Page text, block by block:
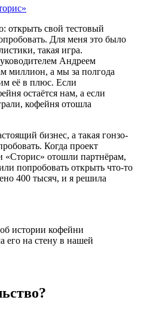
открыть свой тестовый
Для меня это было
такая игра.
Андреем
миллион, а мы за полгода
её в плюс. Если
остаётся нам, а если
кофейня отошла
бизнес, а такая гонзо-
Когда проект
«Сторис» отошли партнёрам,
попробовать открыть что-то
400 тысяч, и я решила
истории кофейни
его на стену в нашей